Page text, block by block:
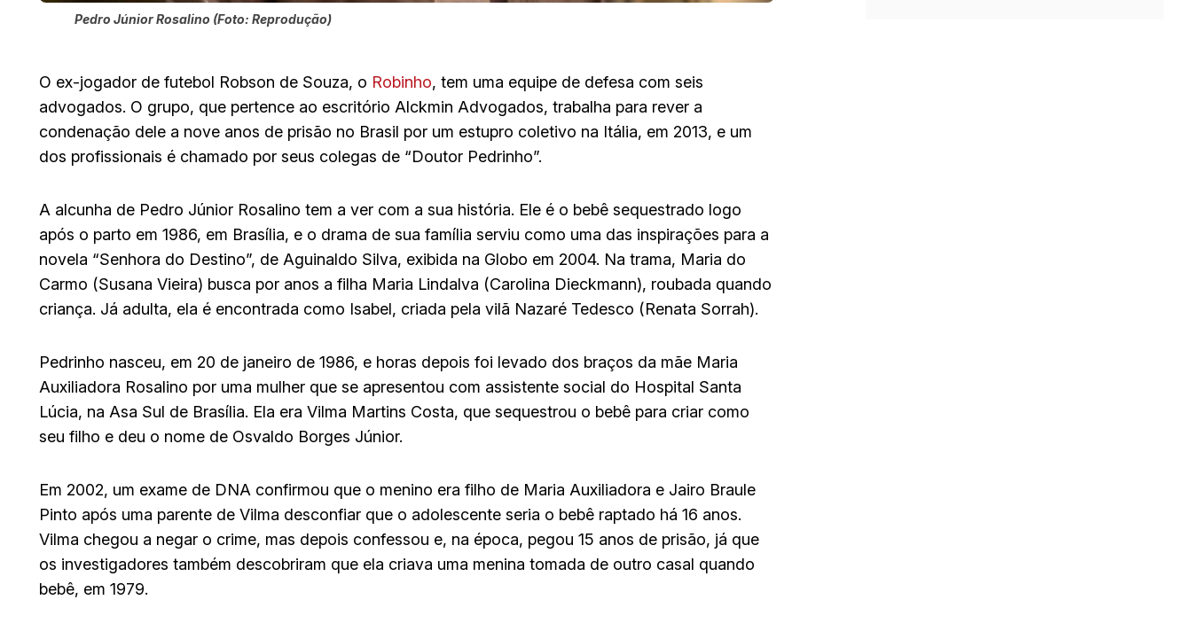
Pedro Júnior Rosalino (Foto: Reprodução)
O ex-jogador de futebol Robson de Souza, o Robinho, tem uma equipe de defesa com seis
advogados. O grupo, que pertence ao escritório Alckmin Advogados, trabalha para rever a
condenação dele a nove anos de prisão no Brasil por um estupro coletivo na Itália, em 2013, e um
dos profissionais é chamado por seus colegas de “Doutor Pedrinho”.
A alcunha de Pedro Júnior Rosalino tem a ver com a sua história. Ele é o bebê sequestrado logo
após o parto em 1986, em Brasília, e o drama de sua família serviu como uma das inspirações para a
novela “Senhora do Destino”, de Aguinaldo Silva, exibida na Globo em 2004. Na trama, Maria do
Carmo (Susana Vieira) busca por anos a filha Maria Lindalva (Carolina Dieckmann), roubada quando
criança. Já adulta, ela é encontrada como Isabel, criada pela vilã Nazaré Tedesco (Renata Sorrah).
Pedrinho nasceu, em 20 de janeiro de 1986, e horas depois foi levado dos braços da mãe Maria
Auxiliadora Rosalino por uma mulher que se apresentou com assistente social do Hospital Santa
Lúcia, na Asa Sul de Brasília. Ela era Vilma Martins Costa, que sequestrou o bebê para criar como
seu filho e deu o nome de Osvaldo Borges Júnior.
Em 2002, um exame de DNA confirmou que o menino era filho de Maria Auxiliadora e Jairo Braule
Pinto após uma parente de Vilma desconfiar que o adolescente seria o bebê raptado há 16 anos.
Vilma chegou a negar o crime, mas depois confessou e, na época, pegou 15 anos de prisão, já que
os investigadores também descobriram que ela criava uma menina tomada de outro casal quando
bebê, em 1979.